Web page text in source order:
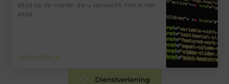
altijd op de manier die u verwacht. Het is niet
altijd
Lees verder ➜
Dienstverlening